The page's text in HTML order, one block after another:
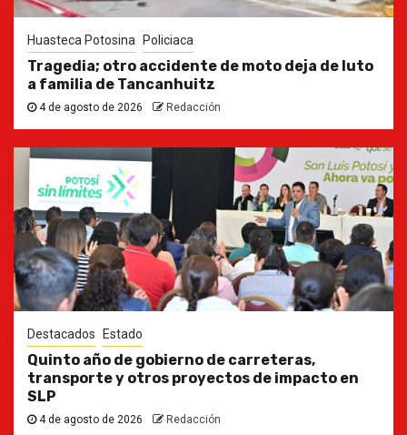
Huasteca Potosina Policiaca
Tragedia; otro accidente de moto deja de luto
a familia de Tancanhuitz
4 de agosto de 2026 Redacción
Destacados Estado
Quinto año de gobierno de carreteras,
transporte y otros proyectos de impacto en
SLP
4 de agosto de 2026 Redacción